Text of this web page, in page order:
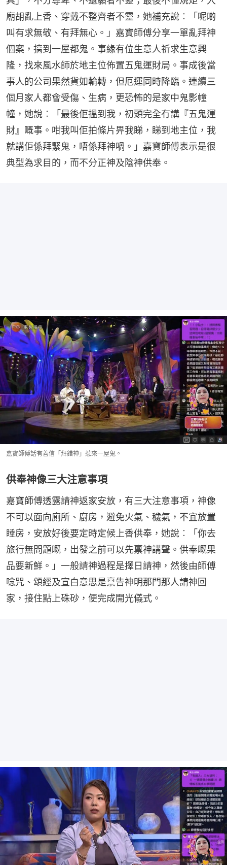
廟胡亂上香、穿戴不整齊者不靈，她補充說︰「呢啲
叫有求無敬、有拜無心。」嘉寶師傅分享一單亂拜神
個案，搞到一屋都鬼。事緣有位生意人祈求生意興
隆，找來風水師於地主位佈置五鬼運財局。事成後當
事人的公司果然貨如輪轉，但厄運同時降臨。連續三
個月家人都會受傷、生病，更恐怖的是家中鬼影幢
幢，她說︰「最後佢搵到我，初頭完全冇講『五鬼運
財』嘅事。咁我叫佢拍條片畀我睇，睇到地主位，我
就講佢係拜緊鬼，唔係拜神喎。」嘉寶師傅表示是很
典型為求目的，而不分正神及陰神供奉。
嘉寶師傅話有善信「拜錯神」惹來一屋鬼。
供奉神像三大注意事項
嘉寶師傅透露請神返家安放，有三大注意事項，神像
不可以面向廁所、廚房，避免火氣、穢氣，不宜放置
睡房，安放好後要定時定候上香供奉，她說︰「你去
旅行無問題嘅，出發之前可以先禀神講聲。供奉嘅果
品要新鮮。」一般請神過程是擇日請神，然後由師傅
唸咒、頌經及宣白意思是禀告神明那門那人請神回
家，接住點上硃砂，便完成開光儀式。